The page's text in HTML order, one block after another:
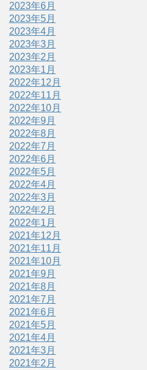
2023年6月
2023年5月
2023年4月
2023年3月
2023年2月
2023年1月
2022年12月
2022年11月
2022年10月
2022年9月
2022年8月
2022年7月
2022年6月
2022年5月
2022年4月
2022年3月
2022年2月
2022年1月
2021年12月
2021年11月
2021年10月
2021年9月
2021年8月
2021年7月
2021年6月
2021年5月
2021年4月
2021年3月
2021年2月